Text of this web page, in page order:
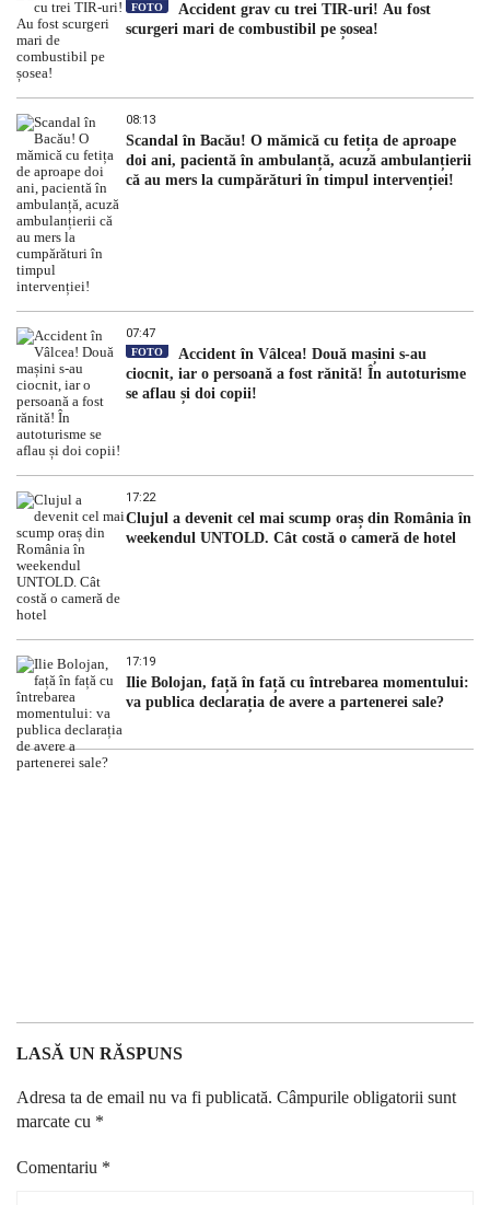
FOTO
Accident grav cu trei TIR-uri! Au fost
scurgeri mari de combustibil pe șosea!
08:13
Scandal în Bacău! O mămică cu fetița de aproape
doi ani, pacientă în ambulanță, acuză ambulanțierii
că au mers la cumpărături în timpul intervenției!
07:47
FOTO
Accident în Vâlcea! Două mașini s-au
ciocnit, iar o persoană a fost rănită! În autoturisme
se aflau și doi copii!
17:22
Clujul a devenit cel mai scump oraș din România în
weekendul UNTOLD. Cât costă o cameră de hotel
17:19
Ilie Bolojan, față în față cu întrebarea momentului:
va publica declarația de avere a partenerei sale?
LASĂ UN RĂSPUNS
Adresa ta de email nu va fi publicată. Câmpurile obligatorii sunt
marcate cu *
Comentariu *